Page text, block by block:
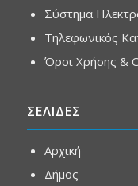
Σύστημα
Τηλεφωνικός
Όροι Χρήσης &
ΣΕΛΙΔΕΣ
Αρχική
Δήμος